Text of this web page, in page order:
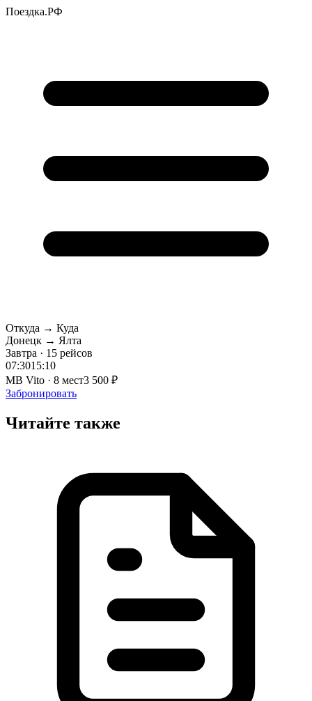
Поездка.РФ
Откуда → Куда
Донецк → Ялта
Завтра · 15 рейсов
07:3015:10
MB Vito · 8 мест3 500 ₽
Забронировать
Читайте также